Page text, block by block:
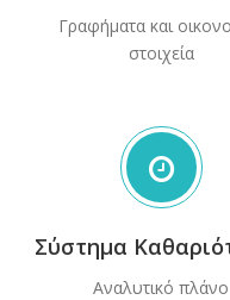
Γραφήματα και
στοιχεία
Σύστημα
Αναλυτικό πλάνο